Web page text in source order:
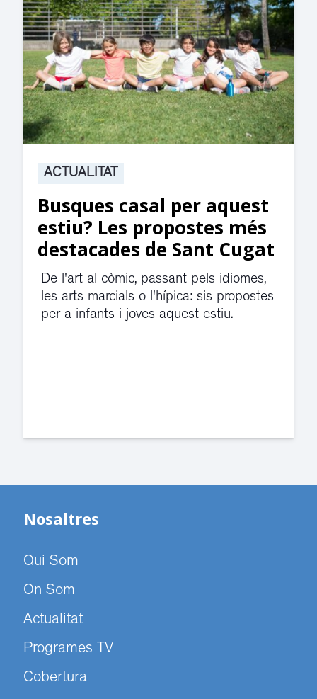
ACTUALITAT
Suspesa l’activitat als
jutjats de Rubí fins
divendres per una fuita
d’aigua
El servei de guàrdia i el jutjat de
violència de gènere s'han traslladat a
Nosaltres
Qui Som
On Som
Actualitat
Programes TV
Cobertura